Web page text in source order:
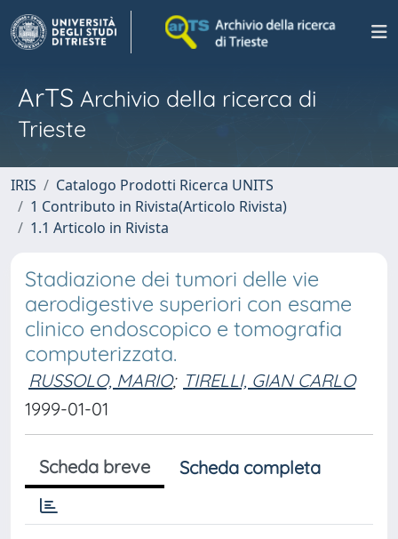
ArTS Archivio della ricerca di
Trieste
IRIS
Catalogo Prodotti Ricerca UNITS
1 Contributo in Rivista(Articolo Rivista)
1.1 Articolo in Rivista
Stadiazione dei tumori delle vie
aerodigestive superiori con esame
clinico endoscopico e tomografia
computerizzata.
RUSSOLO, MARIO; TIRELLI, GIAN CARLO
1999-01-01
Scheda breve Scheda completa